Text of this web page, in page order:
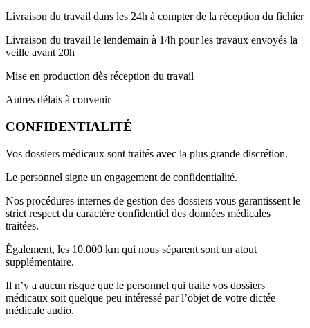
Livraison du travail dans les 24h à compter de la réception du fichier
Livraison du travail le lendemain à 14h pour les travaux envoyés la
veille avant 20h
Mise en production dès réception du travail
Autres délais à convenir
CONFIDENTIALITÉ
Vos dossiers médicaux sont traités avec la plus grande discrétion.
Le personnel signe un engagement de confidentialité.
Nos procédures internes de gestion des dossiers vous garantissent le
strict respect du caractère confidentiel des données médicales
traitées.
Également, les 10.000 km qui nous séparent sont un atout
supplémentaire.
Il n’y a aucun risque que le personnel qui traite vos dossiers
médicaux soit quelque peu intéressé par l’objet de votre dictée
médicale audio.